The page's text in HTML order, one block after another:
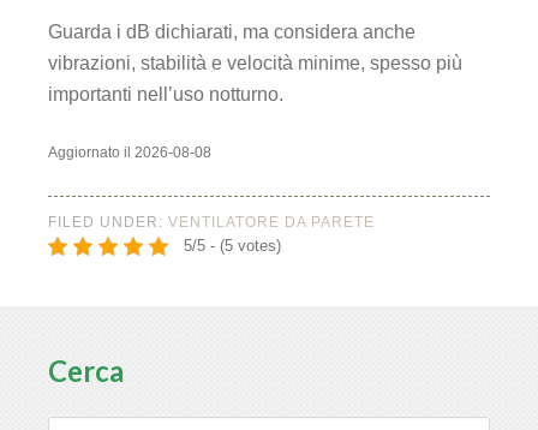
Guarda i dB dichiarati, ma considera anche
vibrazioni, stabilità e velocità minime, spesso più
importanti nell’uso notturno.
Aggiornato il 2026-08-08
FILED UNDER: VENTILATORE DA PARETE
5/5 - (5 votes)
Cerca